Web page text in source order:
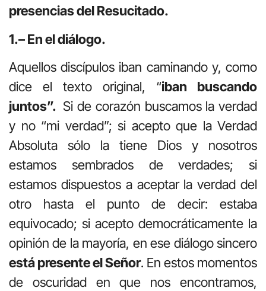
presencias del Resucitado.
1.– En el diálogo.
Aquellos discípulos iban caminando y, como
dice el texto original, “iban buscando
juntos”.Si de corazón buscamos la verdad
y no “mi verdad”; si acepto que la Verdad
Absoluta sólo la tiene Dios y nosotros
estamos sembrados de verdades; si
estamos dispuestos a aceptar la verdad del
otro hasta el punto de decir: estaba
equivocado; si acepto democráticamente la
opinión de la mayoría, en ese diálogo sincero
está presente el Señor. En estos momentos
de oscuridad en que nos encontramos,